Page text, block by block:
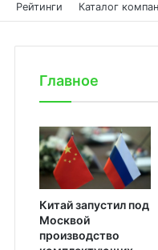
Рейтинги Каталог
Главное
Китай запустил под
Москвой
производство